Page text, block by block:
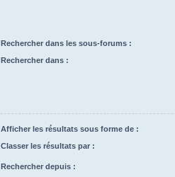
Rechercher dans les sous-forums :
Rechercher dans :
Afficher les résultats sous forme de :
Classer les résultats par :
Rechercher depuis :